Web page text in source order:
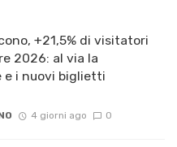
+21,5% di visitatori
2026: al via la
i nuovi biglietti
4 giorni ago 0